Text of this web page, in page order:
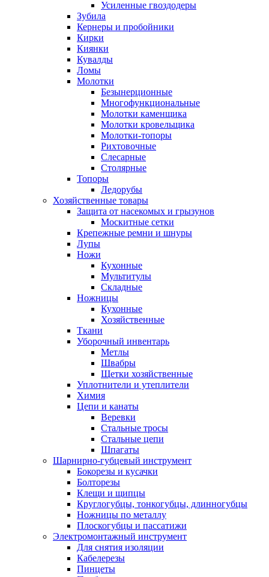
Усиленные гвоздодеры
Зубила
Кернеры и пробойники
Кирки
Киянки
Кувалды
Ломы
Молотки
Безынерционные
Многофункциональные
Молотки каменщика
Молотки кровельщика
Молотки-топоры
Рихтовочные
Слесарные
Столярные
Топоры
Ледорубы
Хозяйственные товары
Защита от насекомых и грызунов
Москитные сетки
Крепежные ремни и шнуры
Лупы
Ножи
Кухонные
Мультитулы
Складные
Ножницы
Кухонные
Хозяйственные
Ткани
Уборочный инвентарь
Метлы
Швабры
Щетки хозяйственные
Уплотнители и утеплители
Химия
Цепи и канаты
Веревки
Стальные тросы
Стальные цепи
Шпагаты
Шарнирно-губцевый инструмент
Бокорезы и кусачки
Болторезы
Клещи и щипцы
Круглогубцы, тонкогубцы, длинногубцы
Ножницы по металлу
Плоскогубцы и пассатижи
Электромонтажный инструмент
Для снятия изоляции
Кабелерезы
Пинцеты